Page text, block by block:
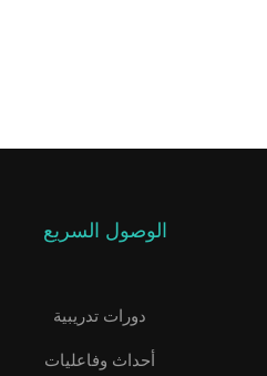
الوصول السريع
دورات تدريبية
أحداث وفاعليات